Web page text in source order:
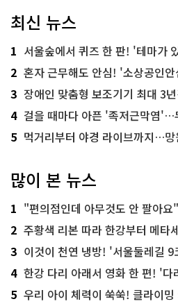
최신 뉴스
1 서울숲에서 퀴즈 한 판! '테마가
2 혼자 근무해도 안심! '소상공인
3 장애인 맞춤형 보조기기 최대 3년간
4 걸을 때마다 아픈 '족저근막염'…무작
5 먹거리부터 야경 라이브까지…
많이 본 뉴스
1 "편의점인데 아무것도 안 팔아요" 서울에
2 주황색 리본 따라 한강부터 메타세쿼이
3 이것이 천연 냉방! '서울둘레길
4 한강 다리 아래서 영화 한 편! '다
5 우리 아이 체력이 쑥쑥! 클라이밍